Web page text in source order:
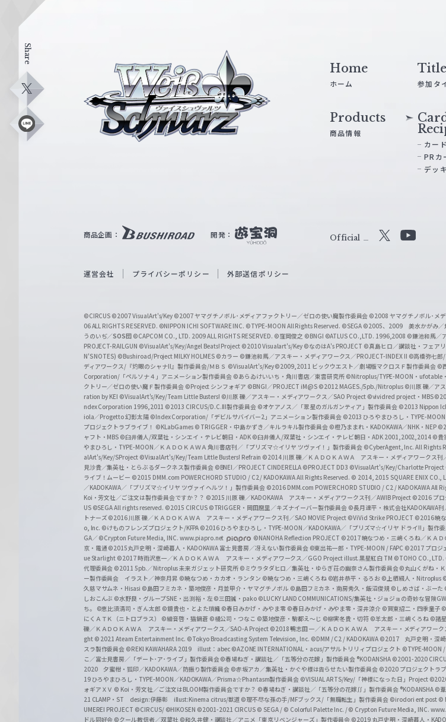
Share
X
L
ス
W
i
c
h
w
a
r
z
Home
ホーム 参加タ
Products
商品情報
カー
PRカ
デッ
商品企画： 開発： Official
Y
b
e
O
f
f
i
c
i
a
l
C
h
a
n
n
e
l
運営会社 プライバシーポリシー 外部送信ポリシー
©CIRCUS ©2007 VisualArt's/Key ©2007 ヤマグチノボル･メディアファクトリー／ゼロの使い魔製作委員会 ©2008 ヤマグチノボル･メ
06 ALL RIGHTS RESERVED. ©NIPPON ICHI SOFTWARE INC. ©TYPE-MOON All Rights Reserved. ©SEGA ©2005、2009 美水かがみ／
うのいぢ／SOS団 ©CAPCOM CO., LTD. 2009 ALL RIGHTS RESERVED. ©窪岡俊之 ©BNGI ©ATLUS CO.,LTD. 1996,2008 ©鎌池和馬／
PROJECT-RAILGUN ©VisualArt's/Key/Angel Beats! Project ©2010 Visualart's/Key ©なのはA's PROJECT ©真島ヒロ／講談社・フェア
N'S NOTES) ©Bushiroad/Project MILKY HOLMES ©カラー ©鎌池和馬／アスキー・メディアワークス／PROJECT-INDEX II ©高橋弥七郎/
ディアワークス/『灼眼のシャナII』製作委員会/ＭＢＳ ©VisualArt's/Key©2009,2011 ビックウエスト／劇場版マクロスＦ製作委員会 ©
Corporation/「ペルソナ４」アニメーション製作委員会 ©あらゐけいいち・角川書店／東雲研究所 ©Nitroplus/TYPE-MOON・ufotable
クトリー／ゼロの使い魔Ｆ製作委員会 ©Project シンフォギア ©BNGI／PROJECT iM@S ©2012 MAGES./5pb./Nitroplus ©川原 礫／ア
ration by KEI ©VisualArt's/Key/Team Little Busters! ©川原 礫／アスキー・メディアワークス／SAO Project ©vividred project・MBS
ndex Corporation 1996,2011 ©2013 CIRCUS/D.C.III製作委員会 ©オケアノス／「翠星のガルガンティア」製作委員会 ©2013 Nippon
iola／Progetto 幻影太陽 ©Index Corporation/「デビルサバイバー2」アニメーション製作委員会 ©2013 ひろやまひろし・TYPE-
プロジェクトラブライブ！ ©KLabGames © TRIGGER・中島かずき／キルラキル製作委員会 ©橙乃ままれ・KADOKAWA／NHK・NEP
ャフト・MBS ©臼井儀人/双葉社・シンエイ・テレビ朝日・ADK ©臼井儀人/双葉社・シンエイ・テレビ朝日・ADK 2001,2002,2014 ©貴
やまひろし・TYPE-MOON／ＫＡＤＯＫＡＷＡ 角川書店刊／「プリズマ☆イリヤ ツヴァイ！」製作委員会 ©CyberAgent, Inc. All Rights
alArt's/Key/SProject ©VisualArt's/Key/Team Little Busters! Refrain ©2014 川原 礫／ＫＡＤＯＫＡＷＡ アスキー・メディアワークス刊
見沙貴／集英社・とらぶるダークネス製作委員会 ©BNEI／PROJECT CINDERELLA ©PROJECT DD3 ©VisualArt's/Key/Charlotte Project
ライブ！ムービー ©2015 DMM.com POWERCHORD STUDIO / C2 / KADOKAWA All Rights Reserved. © 2014, 2015 SQUARE ENIX CO.,
／KADOKAWA／「プリズマ☆イリヤ ツヴァイ ヘルツ！」製作委員会 ©2016 DMM.com POWERCHORD STUDIO / C2 / KADOKAWA All
Koi・芳文社／ご注文は製作委員会ですか？？ ©2015 川原 礫／KADOKAWA アスキー・メディアワークス刊／AWIB Project ©2016 プロ
US ©SEGA All rights reserved. ©2015 CIRCUS ©TRIGGER・岡田麿里／キズナイーバー製作委員会 ©長月達平・株式会社KADOKAWA
トナーズ©2016 川原 礫／ＫＡＤＯＫＡＷＡ アスキー・メディアワークス刊／SAO MOVIE Project ©ViVid Strike PROJECT ©2016 暁
o, Inc. ©けものフレンズプロジェクト/KFPA ©2016 ひろやまひろし・TYPE-MOON／KADOKAWA／「プリズマ☆イリヤ ドライ!!」製作
GA／ ©Crypton Future Media, INC. www.piapro.net
©NANOHA Reflection PROJECT ©2017 暁なつめ・三嶋くろね／ＫＡ
京・電通 ©2015丸戸史明・深崎暮人・KADOKAWA 富士見書房／冴えない製作委員会 ©東出祐一郎・TYPE-MOON / FAPC ©2017 プロジ
ue Starlight ©2017 時雨沢恵一／ＫＡＤＯＫＡＷＡ アスキー・メディアワークス／GGO Project illust.黒星紅白 TM ©TOHO CO., LTD.
代理委員会 ©2011 5pb.／Nitroplus 未来ガジェット研究所 ©ミウラタダヒロ／集英社・ゆらぎ荘の幽奈さん製作委員会©丸山くがね・
ー製作委員会 イラスト／神奈月昇 ©暁なつめ・カカオ・ランタン ©暁なつめ・三嶋くろね ©岩井恭平・るろお ©上栖綴人・Nitroplus
久慈マサムネ・Hisasi ©島田フミカネ・築地俊彦・月並甲介・ヤマグチノボル ©島田フミカネ・南房秀久・飯沼俊規 ©しめさば・ぶーた
しおこんぶ ©水野良・グループSNE・出渕裕・左©三田誠・pako ©LUCKY LAND COMMUNICATIONS/集英社・ジョジョの奇妙な冒険
ち。
©恵比須清司・ぎん太郎 ©鏡貴也・とよた瑣織 ©春日みかげ・みやま零 ©春日みかげ・みやま零・深井涼介 ©賀東招二・四季童子
にくＡＴＫ（ニトロプラス） ©細音啓・猫鍋蒼 ©橘公司・つなこ ©築地俊彦・駒都え～じ ©柳実冬貴・切符 ©羊太郎・三嶋くろね ©諸
礫／ＫＡＤＯＫＡＷＡ アスキー・メディアワークス／SAO-A Project ©2018 鴨志田 一／ＫＡＤＯＫＡＷＡ アスキー・メディアワーク
ght © 2021 Ateam Entertainment Inc. ©Tokyo Broadcasting System Television, Inc. ©DMM / C2 / KADOKAWA ©2017 丸戸史明・深崎
スラ製作委員会 ©REKI KAWAHARA 2019 illust：abec ©AZONE INTERNATIONAL・acus/アサルトリリィプロジェクト ©TYPE-MOON /
こ／富士見書房／「デート･ア･ライブ」製作委員会©春場ねぎ・講談社／「五等分の花嫁」製作委員会 ®KODANSHA ©2001-2020
2020 夕蜜柑・狐印／KADOKAWA／防振り製作委員会 ©赤坂アカ／集英社・かぐや様は告らせたい製作委員会 ©2020 プロジェクトラ
19 ひろやまひろし・TYPE-MOON／KADOKAWA／Prisma☆Phantasm製作委員会 ©VISUAL ARTS/Key/「神様になった日」Project
ォギアＸＶ © Koi・芳文社／ご注文はBLOOM製作委員会ですか？ ©春場ねぎ・講談社／「五等分の花嫁∬」製作委員会 ®KODANSHA ©葦
21 CLAMP・ST design:伊藤彰 illust:Kinema citrus/獣道 ©理不尽な孫の手/MFブックス/「無職転生」製作委員会 ©irodori ent post ©
UMEREI PROJECT ©CIRCUS/ ©HIKOSEN ©2001-2021 CIRCUS © SEGA / © Colorful Palette Inc. / © Crypton Future Media, INC.
ドル同好会 ©クール教信者／双葉社 ©和久井健・講談社／アニメ「東京リベンジャーズ」製作委員会 ©2019 丸戸史明・深崎暮人・